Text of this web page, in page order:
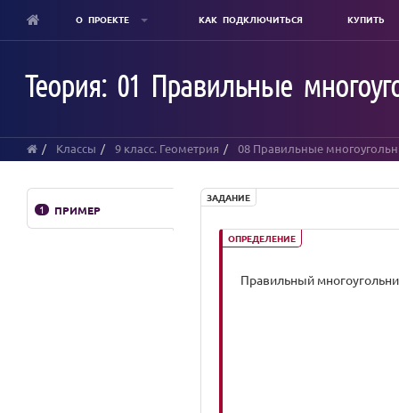
content
О ПРОЕКТЕ КАК ПОДКЛЮЧИТЬСЯ КУПИТЬ
Теория: 01 Правильные
Классы 9 класс. Геометрия 08 Правильные
1 ПРИМЕР
ЗАДАНИЕ
ОПРЕДЕЛЕНИЕ
Правильный